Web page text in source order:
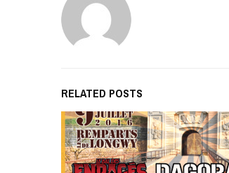
RELATED POSTS